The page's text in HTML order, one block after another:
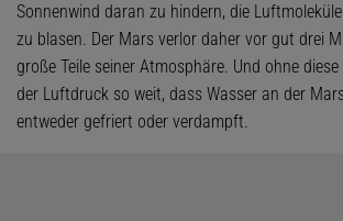
Sonnenwind daran zu hindern, die
zu blasen. Der Mars verlor daher vor gut drei
große Teile seiner Atmosphäre. Und ohne
der Luftdruck so weit, dass Wasser an der
entweder gefriert oder verdampft.